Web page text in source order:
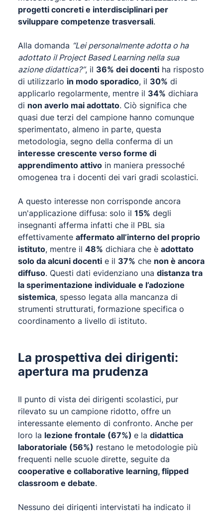
progetti concreti e interdisciplinari per
sviluppare competenze trasversali.
Alla domanda “Lei personalmente adotta o ha
adottato il Project Based Learning nella sua
azione didattica?”, il 36% dei docenti ha risposto
di utilizzarlo in modo sporadico, il 30% di
applicarlo regolarmente, mentre il 34% dichiara
di non averlo mai adottato. Ciò significa che
quasi due terzi del campione hanno comunque
sperimentato, almeno in parte, questa
metodologia, segno della conferma di un
interesse crescente verso forme di
apprendimento attivo in maniera pressoché
omogenea tra i docenti dei vari gradi scolastici.
A questo interesse non corrisponde ancora
un'applicazione diffusa: solo il 15% degli
insegnanti afferma infatti che il PBL sia
effettivamente affermato all’interno del proprio
istituto, mentre il 48% dichiara che è adottato
solo da alcuni docenti e il 37% che non è ancora
diffuso. Questi dati evidenziano una distanza tra
la sperimentazione individuale e l’adozione
sistemica, spesso legata alla mancanza di
strumenti strutturati, formazione specifica o
coordinamento a livello di istituto.
La prospettiva dei dirigenti:
apertura ma prudenza
Il punto di vista dei dirigenti scolastici, pur
rilevato su un campione ridotto, offre un
interessante elemento di confronto. Anche per
loro la lezione frontale (67%) e la didattica
laboratoriale (56%) restano le metodologie più
frequenti nelle scuole dirette, seguite da
cooperative e collaborative learning, flipped
classroom e debate.
Nessuno dei dirigenti intervistati ha indicato il